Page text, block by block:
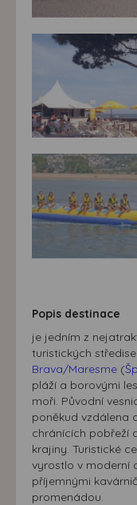
Popis destinace
je jedním z
turistických
Brava/Maresme (
pláží a borovými
moři. Původní
poněkud vzdálena
chránících pobřeží
krajiny. Turistické
vyrostlo v moderní
příjemnými
promenádou.